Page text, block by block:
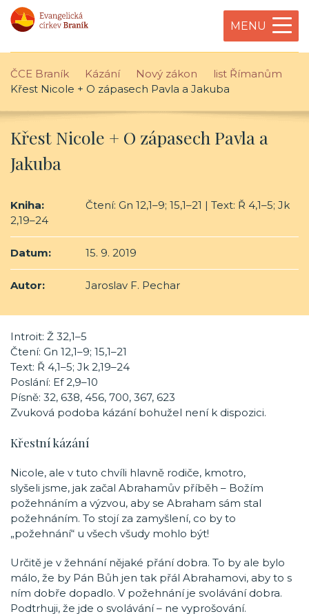
MENU
ČCE Braník Kázání Nový zákon
list Římanům
Křest Nicole + O zápasech Pavla a Jakuba
Křest Nicole + O zápasech Pavla a
Jakuba
Kniha:
Čtení: Gn 12,1–9; 15,1–21 | Text: Ř 4,1–5; Jk
2,19–24
Datum: 15. 9. 2019
Autor: Jaroslav F. Pechar
Introit: Ž 32,1–5
Čtení: Gn 12,1–9; 15,1–21
Text: Ř 4,1–5; Jk 2,19–24
Poslání: Ef 2,9–10
Písně: 32, 638, 456, 700, 367, 623
Zvuková podoba kázání bohužel není k dispozici.
Křestní kázání
Nicole, ale v tuto chvíli hlavně rodiče, kmotro,
slyšeli jsme, jak začal Abrahamův příběh – Božím
požehnáním a výzvou, aby se Abraham sám stal
požehnáním. To stojí za zamyšlení, co by to
„požehnání“ u všech všudy mohlo být!
Určitě je v žehnání nějaké přání dobra. To by ale bylo
málo, že by Pán Bůh jen tak přál Abrahamovi, aby to s
ním dobře dopadlo. V požehnání je svolávání dobra.
Podtrhuji, že jde o svolávání – ne vyprošování.